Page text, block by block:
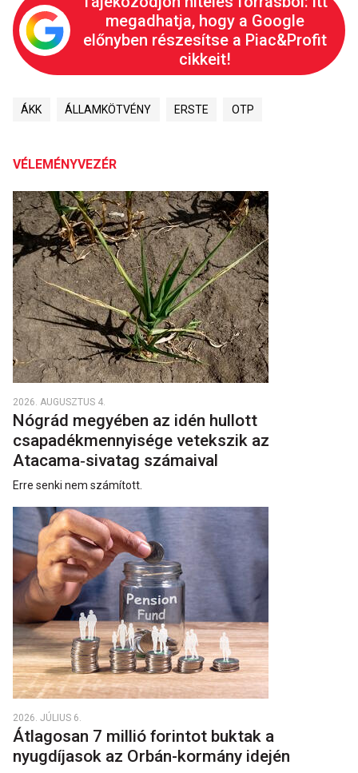
megadhatja, hogy a Google
előnyben részesítse a Piac&Profit
cikkeit!
ÁKK ÁLLAMKÖTVÉNY ERSTE OTP
VÉLEMÉNYVEZÉR
2026. AUGUSZTUS 4.
Nógrád megyében az idén hullott
csapadékmennyisége vetekszik az
Atacama‑sivatag számaival
Erre senki nem számított.
2026. JÚLIUS 6.
Átlagosan 7 millió forintot buktak a
nyugdíjasok az Orbán-kormány idején